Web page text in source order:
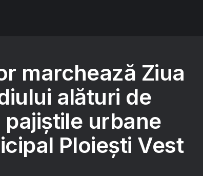
marchează Ziua
alături de
urbane
Ploiești Vest